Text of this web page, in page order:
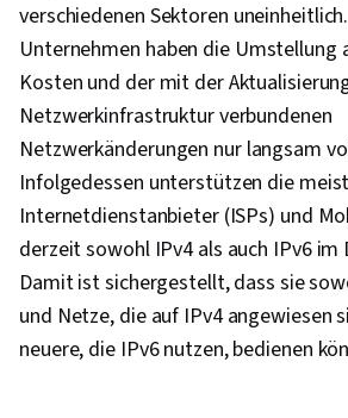
verschiedenen Sektoren
Unternehmen haben die Umstellung
Kosten und der mit der
Netzwerkinfrastruktur verbundenen
Netzwerkänderungen nur langsam
Infolgedessen unterstützen die
Internetdienstanbieter (ISPs) und
derzeit sowohl IPv4 als auch IPv6 im
Damit ist sichergestellt, dass sie
und Netze, die auf IPv4 angewiesen
neuere, die IPv6 nutzen, bedienen